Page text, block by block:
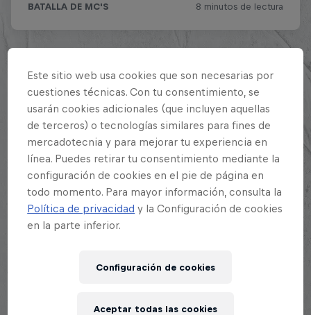
Este sitio web usa cookies que son necesarias por
cuestiones técnicas. Con tu consentimiento, se
usarán cookies adicionales (que incluyen aquellas
de terceros) o tecnologías similares para fines de
mercadotecnia y para mejorar tu experiencia en
línea. Puedes retirar tu consentimiento mediante la
configuración de cookies en el pie de página en
todo momento. Para mayor información, consulta la
Política de privacidad y la Configuración de cookies
en la parte inferior.
Configuración de cookies
Aceptar todas las cookies